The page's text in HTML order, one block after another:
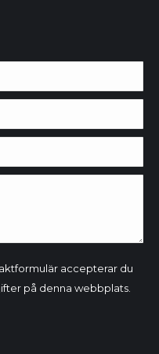
accepterar du
på denna webbplats.